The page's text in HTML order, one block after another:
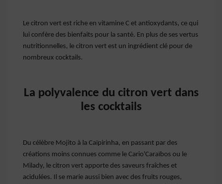
Le citron vert est riche en vitamine C et antioxydants, ce qui
lui confère des bienfaits pour la santé. En plus de ses vertus
nutritionnelles, le citron vert est un ingrédient clé pour de
nombreux cocktails.
La polyvalence du citron vert dans
les cocktails
Du célèbre Mojito à la Caïpirinha, en passant par des
créations moins connues comme le Cario'Caraïbos ou le
Milady, le citron vert apporte des saveurs fraîches et
acidulées. Il se marie aussi bien avec des fruits rouges,